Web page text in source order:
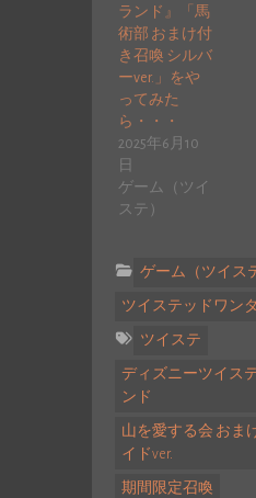
ランド』「馬
術部 おまけ付
き召喚 シルバ
ーver.」をや
ってみた
ら・・・
2025年6月10
日
ゲーム（ツイ
ステ）
ゲーム（ツイス
ツイステッドワン
ツイステ
ディズニーツイス
ンド
山を愛する会 おま
イドver.
期間限定召喚